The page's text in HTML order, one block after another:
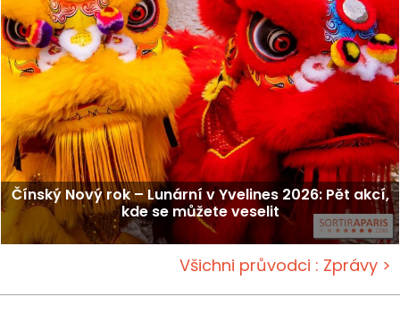
Čínský Nový rok – Lunární v Yvelines 2026: Pět akcí,
kde se můžete veselit
Všichni průvodci : Zprávy >